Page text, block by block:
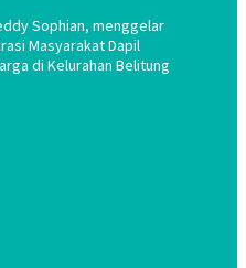
Sophian, menggelar
Masyarakat Dapil
di Kelurahan Belitung